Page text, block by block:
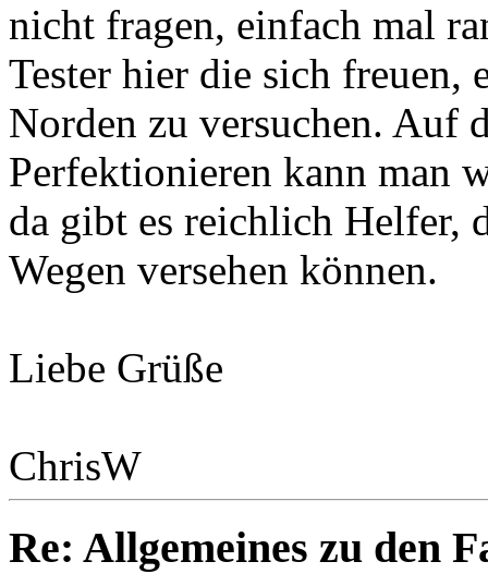
nicht fragen, einfach mal
Tester hier die sich freuen,
Norden zu versuchen. Auf
Perfektionieren kann man
da gibt es reichlich Helfer,
Wegen versehen können.
Liebe Grüße
ChrisW
Re: Allgemeines zu den